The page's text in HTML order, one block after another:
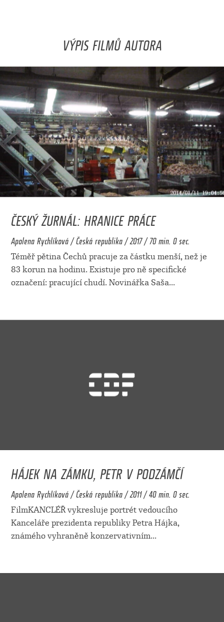
VÝPIS FILMŮ AUTORA
ČESKÝ ŽURNÁL: HRANICE PRÁCE
Apolena Rychlíková / Česká republika / 2017 / 70 min. 0 sec.
Téměř pětina Čechů pracuje za částku menší, než je
83 korun na hodinu. Existuje pro ně specifické
označení: pracující chudí. Novinářka Saša...
HÁJEK NA ZÁMKU, PETR V PODZÁMČÍ
Apolena Rychlíková / Česká republika / 2011 / 40 min. 0 sec.
FilmKANCLÉŘ vykresluje portrét vedoucího
Kanceláře prezidenta republiky Petra Hájka,
známého vyhraněně konzervativním...